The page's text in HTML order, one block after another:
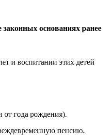
основаниях ранее
и воспитании этих детей
от года рождения).
пенсию.